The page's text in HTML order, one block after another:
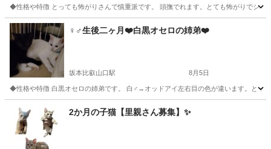
◆性格や特徴 とっても怖がりさんで慎重派です。 頭撫でれます。とても怖がりでシャ
滋賀 大津市 坂本比叡山口駅 猫
♀♂生後二ヶ月❤️白黒オセロの姉弟❤️
坂本比叡山口駅 8月5日
◆性格や特徴 白黒オセロの姉弟です。 白♂→オッドアイ左右目の色が違います。とっ
滋賀 大津市 坂本比叡山口駅 猫 去勢手術
2か月の子猫【里親さん募集】✨